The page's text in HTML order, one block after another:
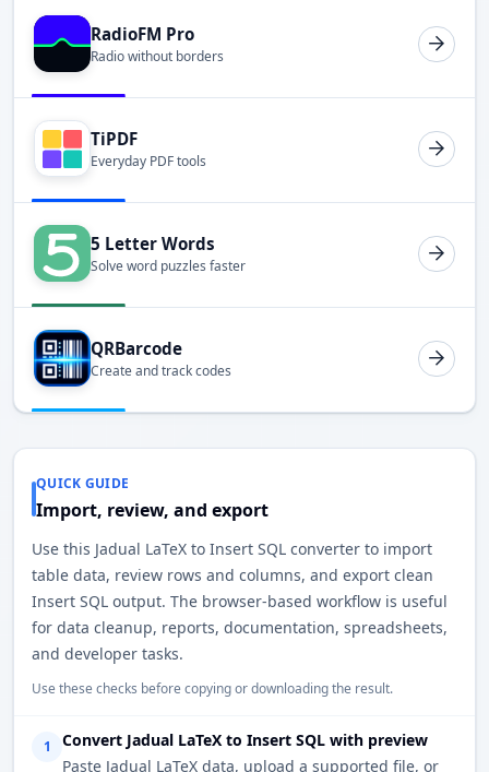
RadioFM Pro
Radio without borders
TiPDF
Everyday PDF tools
5 Letter Words
Solve word puzzles faster
QRBarcode
Create and track codes
QUICK GUIDE
Import, review, and export
Use this Jadual LaTeX to Insert SQL converter to import
table data, review rows and columns, and export clean
Insert SQL output. The browser-based workflow is useful
for data cleanup, reports, documentation, spreadsheets,
and developer tasks.
Use these checks before copying or downloading the result.
1
Convert Jadual LaTeX to Insert SQL with preview
Paste Jadual LaTeX data, upload a supported file, or